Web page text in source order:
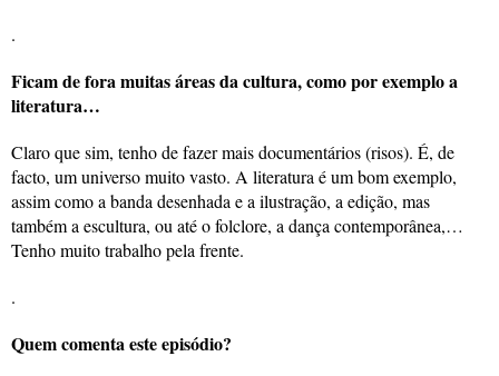
.
Ficam de fora muitas áreas da cultura, como por exemplo a
literatura…
Claro que sim, tenho de fazer mais documentários (risos). É, de
facto, um universo muito vasto. A literatura é um bom exemplo,
assim como a banda desenhada e a ilustração, a edição, mas
também a escultura, ou até o folclore, a dança contemporânea,…
Tenho muito trabalho pela frente.
.
Quem comenta este episódio?